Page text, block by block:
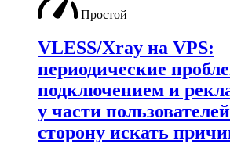
Простой
VLESS/Xray на VPS:
периодические
подключением и
у части
сторону искать